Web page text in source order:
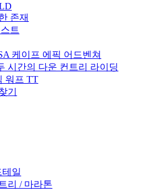
존재
트
케이프 에픽 어드벤쳐
시간의 다운 컨트리 라이딩
워프 TT
기
일
리 / 마라톤